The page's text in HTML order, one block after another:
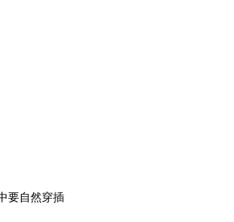
要自然穿插